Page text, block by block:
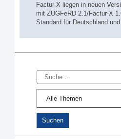
Factur-X liegen in neuen
mit ZUGFeRD 2.1/Factur-X
Standard für Deutschland und
Suche